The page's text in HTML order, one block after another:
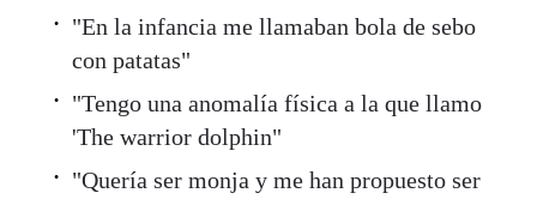
"En la infancia me llamaban bola de sebo
con patatas"
"Tengo una anomalía física a la que llamo
'The warrior dolphin"
"Quería ser monja y me han propuesto ser